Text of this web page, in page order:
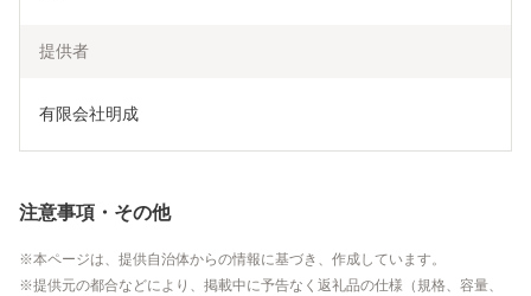
提供者
有限会社明成
注意事項・その他
本ページは、提供自治体からの情報に基づき、作成しています。
提供元の都合などにより、掲載中に予告なく返礼品の仕様（規格、容量、